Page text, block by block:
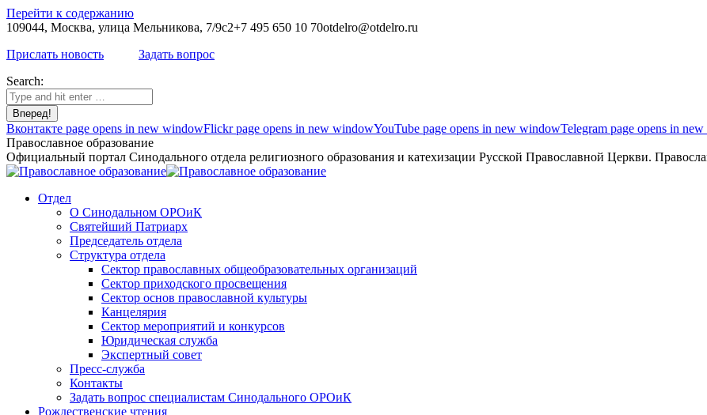
Перейти к содержанию
109044, Москва, улица Мельникова, 7/9с2+7 495 650 10 70otdelro@otdelro.ru
Прислать новость
Задать вопрос
Search:
Вконтакте page opens in new windowFlickr page opens in new windowYouTube page opens in new windowTelegram page opens in
Православное образование
Официальный портал Синодального отдела религиозного образования и катехизации Русской Православной Церкви.
Отдел
О Синодальном ОРОиК
Святейший Патриарх
Председатель отдела
Структура отдела
Сектор православных общеобразовательных организаций
Сектор приходского просвещения
Сектор основ православной культуры
Канцелярия
Сектор мероприятий и конкурсов
Юридическая служба
Экспертный совет
Пресс-служба
Контакты
Задать вопрос специалистам Синодального ОРОиК
Рождественские чтения